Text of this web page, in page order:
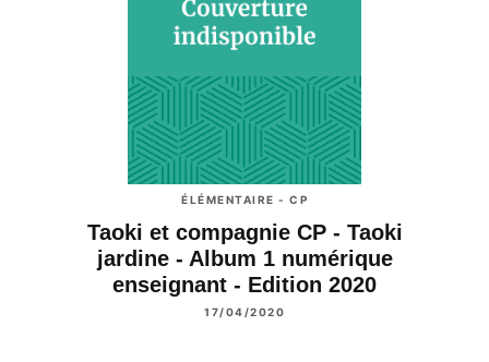
ÉLÉMENTAIRE - CP
Taoki et compagnie CP - Taoki
jardine - Album 1 numérique
enseignant - Edition 2020
17/04/2020